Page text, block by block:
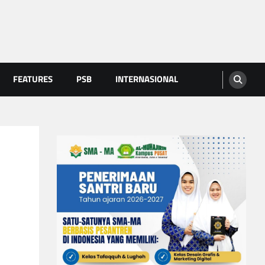
FEATURES PSB INTERNASIONAL